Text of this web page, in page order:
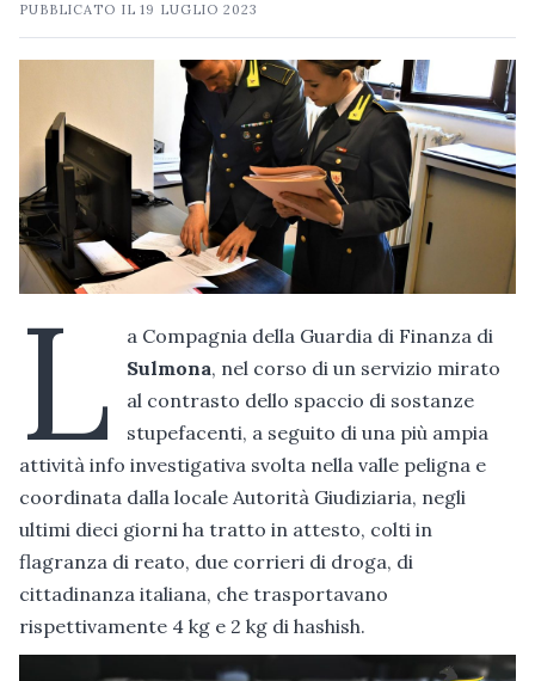
PUBBLICATO IL19 LUGLIO 2023
L
a Compagnia della Guardia di Finanza di
Sulmona, nel corso di un servizio mirato
al contrasto dello spaccio di sostanze
stupefacenti, a seguito di una più ampia
attività info investigativa svolta nella valle peligna e
coordinata dalla locale Autorità Giudiziaria, negli
ultimi dieci giorni ha tratto in attesto, colti in
flagranza di reato, due corrieri di droga, di
cittadinanza italiana, che trasportavano
rispettivamente 4 kg e 2 kg di hashish.